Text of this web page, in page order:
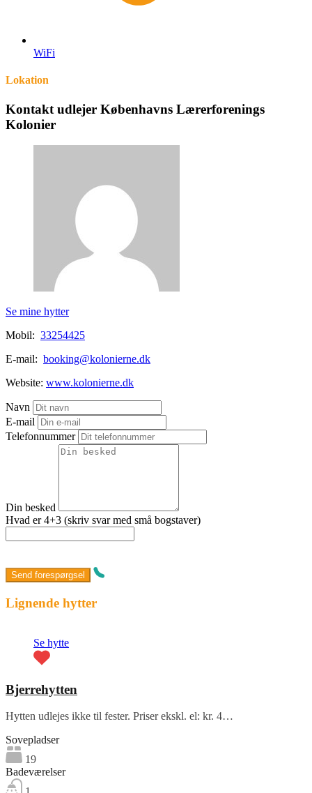
WiFi
Lokation
Kontakt udlejer Københavns Lærerforenings
Kolonier
Se mine hytter
Mobil: 33254425
E-mail: booking@kolonierne.dk
Website: www.kolonierne.dk
Navn
E-mail
Telefonnummer
Din besked
Hvad er 4+3 (skriv svar med små bogstaver)
Lignende hytter
Se hytte
Bjerrehytten
Hytten udlejes ikke til fester. Priser ekskl. el: kr. 4…
Sovepladser
19
Badeværelser